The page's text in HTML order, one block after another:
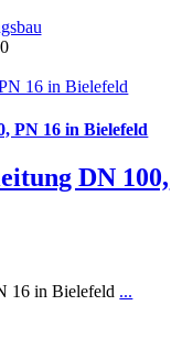
16 in Bielefeld
PN 16 in Bielefeld
DN 100,
16 in Bielefeld ...